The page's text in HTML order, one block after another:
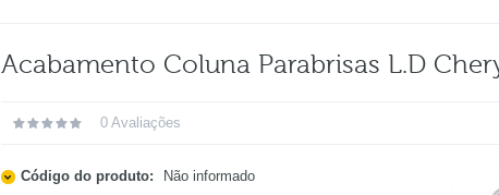
Acabamento Coluna Parabrisas L.d
0 Avaliações
Código do produto:
Não informado